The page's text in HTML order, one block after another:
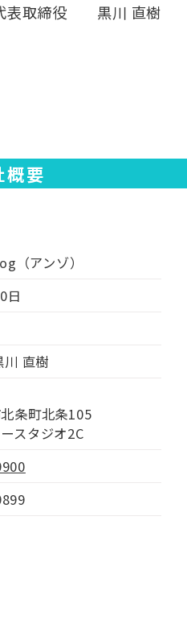
表取締役 黒川 直樹
概要
（アンゾ）
日
直樹
条町北条105
スタジオ2C